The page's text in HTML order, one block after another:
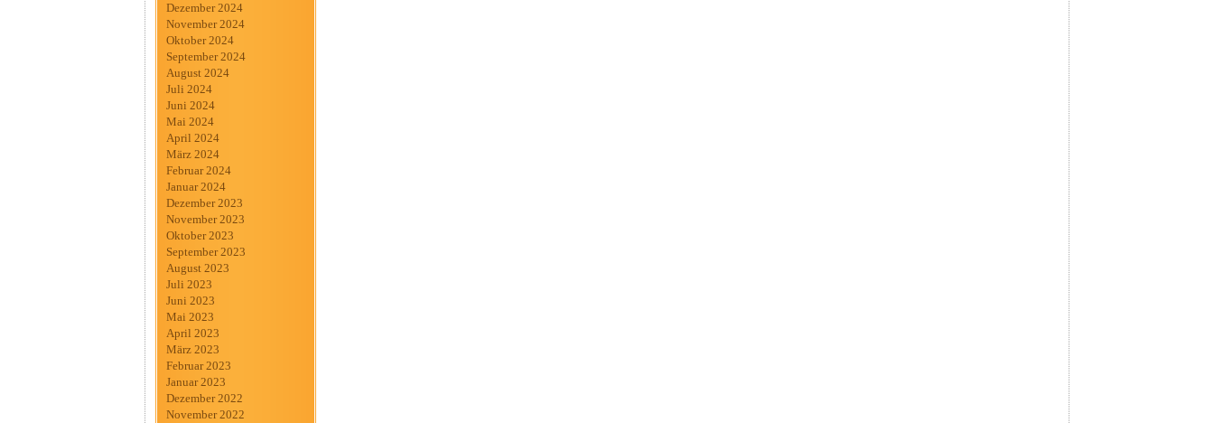
Dezember 2024
November 2024
Oktober 2024
September 2024
August 2024
Juli 2024
Juni 2024
Mai 2024
April 2024
März 2024
Februar 2024
Januar 2024
Dezember 2023
November 2023
Oktober 2023
September 2023
August 2023
Juli 2023
Juni 2023
Mai 2023
April 2023
März 2023
Februar 2023
Januar 2023
Dezember 2022
November 2022